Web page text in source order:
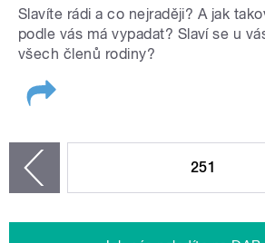
Slavíte rádi a co nejraději? A jak
podle vás má vypadat? Slaví se u
všech členů rodiny?
251